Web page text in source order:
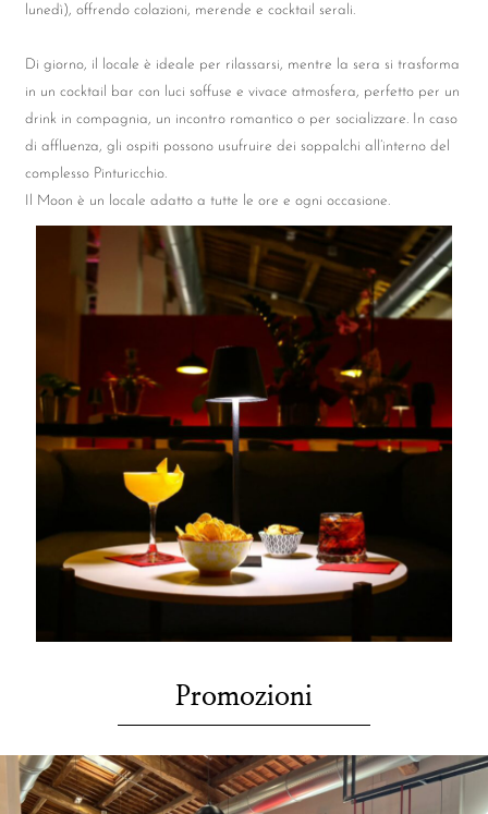
lunedì), offrendo colazioni, merende e cocktail serali.
Di giorno, il locale è ideale per rilassarsi, mentre la sera si trasforma
in un cocktail bar con luci soffuse e vivace atmosfera, perfetto per un
drink in compagnia, un incontro romantico o per socializzare. In caso
di affluenza, gli ospiti possono usufruire dei soppalchi all’interno del
complesso Pinturicchio.
Il Moon è un locale adatto a tutte le ore e ogni occasione.
Promozioni